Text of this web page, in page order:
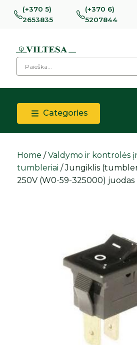
(+370 5)
2653835
(+370 6)
5207844
Categories
Home /Valdymo ir kontrolės
tumbleriai / Jungiklis
250V (W0-59-325000) juodas